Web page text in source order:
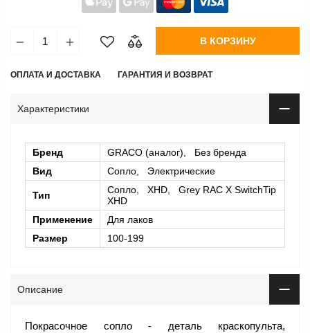
В КОРЗИНУ
ОПЛАТА И ДОСТАВКА ГАРАНТИЯ И ВОЗВРАТ
Характеристики
Бренд
GRACO (аналог), Без бренда
Вид
Сопло, Электрические
Тип
Сопло, XHD, Grey RAC X SwitchTip
XHD
Применение
Для лаков
Размер
100-199
Описание
Покрасочное сопло - деталь краскопульта,